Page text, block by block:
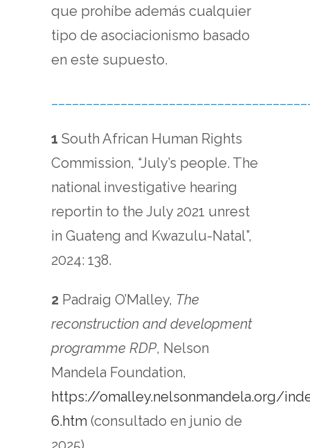
que prohíbe además cualquier
tipo de asociacionismo basado
en este supuesto.
1 South African Human Rights
Commission, “July’s people. The
national investigative hearing
reportin to the July 2021 unrest
in Guateng and Kwazulu-Natal”,
2024: 138.
2 Padraig O’Malley, The
reconstruction and development
programme RDP, Nelson
Mandela Foundation,
https://omalley.nelsonmandela.org/
6.htm (consultado en junio de